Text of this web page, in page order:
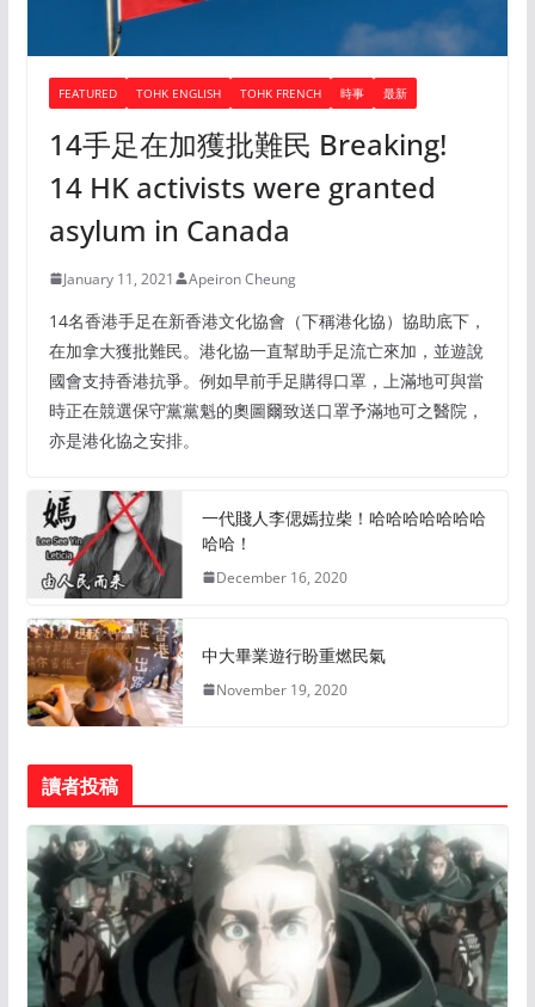
FEATURED TOHK ENGLISH TOHK FRENCH 時事 最新
14手足在加獲批難民 Breaking!
14 HK activists were granted
asylum in Canada
January 11, 2021 Apeiron Cheung
14名香港手足在新香港文化協會（下稱港化協）協助底下，
在加拿大獲批難民。港化協一直幫助手足流亡來加，並遊說
國會支持香港抗爭。例如早前手足購得口罩，上滿地可與當
時正在競選保守黨黨魁的奧圖爾致送口罩予滿地可之醫院，
亦是港化協之安排。
一代賤人李偲嫣拉柴！哈哈哈哈哈哈哈
哈哈！
December 16, 2020
中大畢業遊行盼重燃民氣
November 19, 2020
讀者投稿